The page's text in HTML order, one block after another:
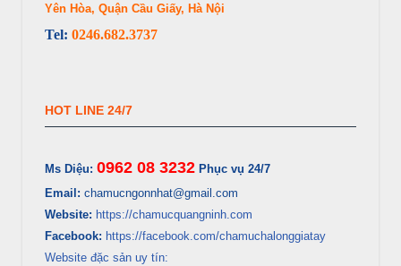
Yên Hòa, Quận Cầu Giấy, Hà Nội
Tel: 0246.682.3737
HOT LINE 24/7
Ms Diệu: 0962 08 3232 Phục vụ 24/7
Email: chamucngonnhat@gmail.com
Website: https://chamucquangninh.com
Facebook: https://facebook.com/chamuchalonggiatay
Website đặc sản uy tín: